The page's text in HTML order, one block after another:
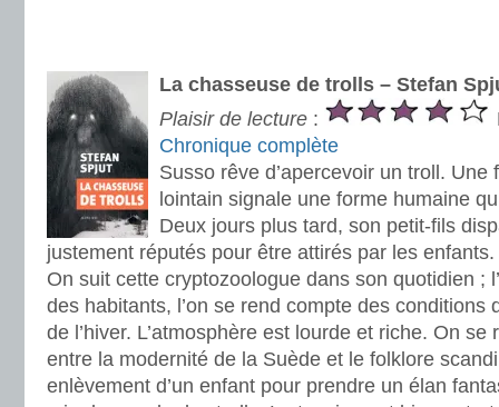
La chasseuse de trolls – Stefan
Plaisir de lecture :
Chronique complète
Susso rêve d’apercevoir un troll. Une
lointain signale une forme humaine
Deux jours plus tard, son petit-fils
justement réputés pour être attirés par les enfants.
On suit cette cryptozoologue dans son quotidien ;
des habitants, l’on se rend compte des
de l’hiver. L’atmosphère est lourde et riche. On
entre la modernité de la Suède et le folklore
enlèvement d’un enfant pour prendre un élan